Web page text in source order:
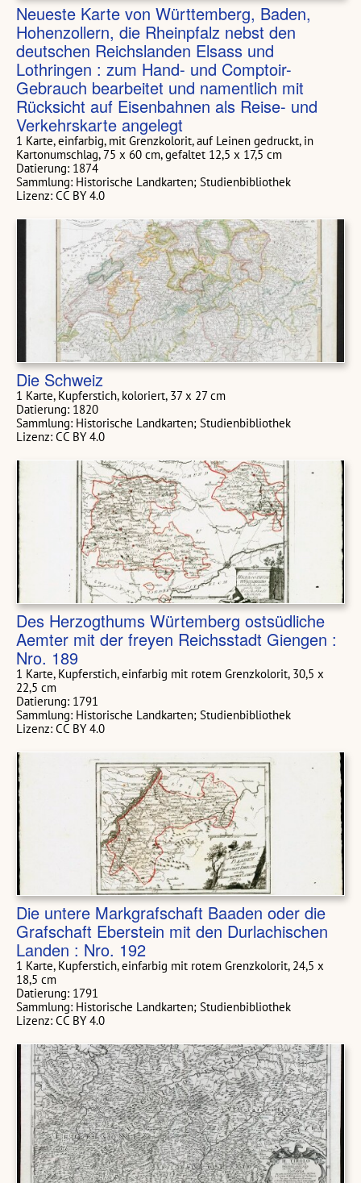
Neueste Karte von Württemberg, Baden,
Hohenzollern, die Rheinpfalz nebst den
deutschen Reichslanden Elsass und
Lothringen : zum Hand- und Comptoir-
Gebrauch bearbeitet und namentlich mit
Rücksicht auf Eisenbahnen als Reise- und
Verkehrskarte angelegt
1 Karte, einfarbig, mit Grenzkolorit, auf Leinen gedruckt, in
Kartonumschlag, 75 x 60 cm, gefaltet 12,5 x 17,5 cm
Datierung: 1874
Sammlung: Historische Landkarten; Studienbibliothek
Lizenz: CC BY 4.0
Die Schweiz
1 Karte, Kupferstich, koloriert, 37 x 27 cm
Datierung: 1820
Sammlung: Historische Landkarten; Studienbibliothek
Lizenz: CC BY 4.0
Des Herzogthums Würtemberg ostsüdliche
Aemter mit der freyen Reichsstadt Giengen :
Nro. 189
1 Karte, Kupferstich, einfarbig mit rotem Grenzkolorit, 30,5 x
22,5 cm
Datierung: 1791
Sammlung: Historische Landkarten; Studienbibliothek
Lizenz: CC BY 4.0
Die untere Markgrafschaft Baaden oder die
Grafschaft Eberstein mit den Durlachischen
Landen : Nro. 192
1 Karte, Kupferstich, einfarbig mit rotem Grenzkolorit, 24,5 x
18,5 cm
Datierung: 1791
Sammlung: Historische Landkarten; Studienbibliothek
Lizenz: CC BY 4.0